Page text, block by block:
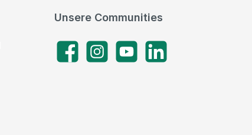
Unsere Communities
FacebookInstagramYouTubeLinkedIn